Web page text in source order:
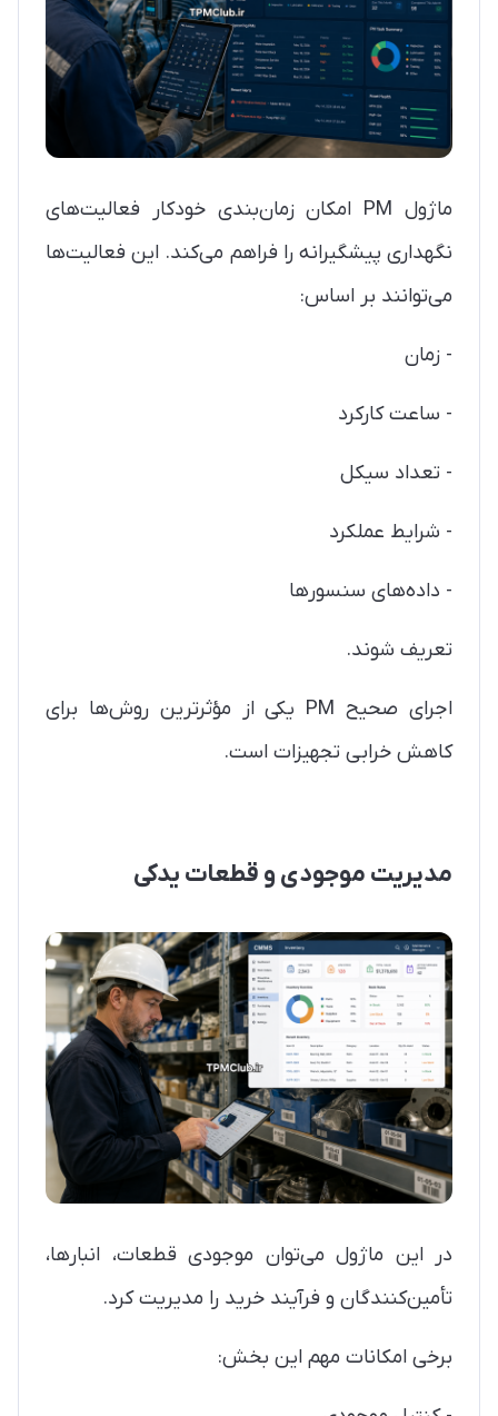
ماژول PM امکان زمان‌بندی خودکار فعالیت‌های
نگهداری پیشگیرانه را فراهم می‌کند. این فعالیت‌ها
می‌توانند بر اساس:
- زمان
- ساعت کارکرد
- تعداد سیکل
- شرایط عملکرد
- داده‌های سنسورها
تعریف شوند.
اجرای صحیح PM یکی از مؤثرترین روش‌ها برای
کاهش خرابی تجهیزات است.
مدیریت موجودی و قطعات یدکی
در این ماژول می‌توان موجودی قطعات، انبارها،
تأمین‌کنندگان و فرآیند خرید را مدیریت کرد.
برخی امکانات مهم این بخش: